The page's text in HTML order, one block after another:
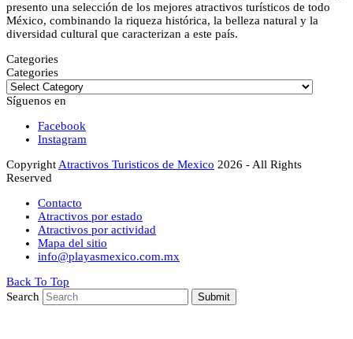
presento una selección de los mejores atractivos turísticos de todo
México, combinando la riqueza histórica, la belleza natural y la
diversidad cultural que caracterizan a este país.
Categories
Categories
Síguenos en
Facebook
Instagram
CopyrightAtractivos Turisticos de Mexico 2026 - All Rights
Reserved
Contacto
Atractivos por estado
Atractivos por actividad
Mapa del sitio
info@playasmexico.com.mx
Back To Top
Search
Submit